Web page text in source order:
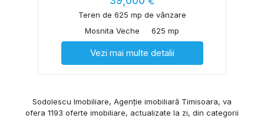
Teren de 625 mp de vânzare
Mosnita Veche
625 mp
Vezi mai multe detalii
Sodolescu Imobiliare, Agenție imobiliară Timisoara, va
ofera 1193 oferte imobiliare, actualizate la zi, din categorii